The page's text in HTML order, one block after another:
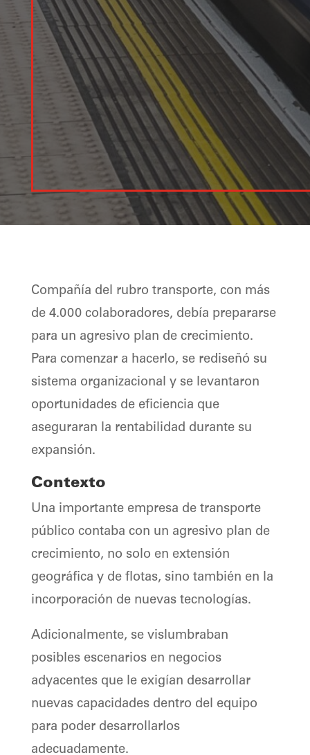
Compañía del rubro transporte, con más
de 4.000 colaboradores, debía prepararse
para un agresivo plan de crecimiento.
Para comenzar a hacerlo, se rediseñó su
sistema organizacional y se levantaron
oportunidades de eficiencia que
aseguraran la rentabilidad durante su
expansión.
Contexto
Una importante empresa de transporte
público contaba con un agresivo plan de
crecimiento, no solo en extensión
geográfica y de flotas, sino también en la
incorporación de nuevas tecnologías.
Adicionalmente, se vislumbraban
posibles escenarios en negocios
adyacentes que le exigían desarrollar
nuevas capacidades dentro del equipo
para poder desarrollarlos
adecuadamente.